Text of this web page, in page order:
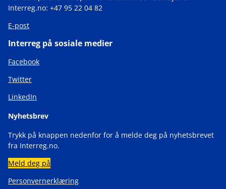
Interreg.no: +47 95 22 04 82
E-post
Interreg på sosiale medier
Facebook
Twitter
LinkedIn
Nyhetsbrev
Trykk på knappen nedenfor for å melde deg på nyhetsbrevet
fra Interreg.no.
Meld deg på
Personvernerklæring